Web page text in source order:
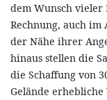
dem Wunsch vieler
Rechnung, auch
der Nähe ihrer
hinaus stellen die
die Schaffung von
Gelände